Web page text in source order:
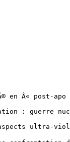
tortionnaires, La.epub
Ahern,Jerry-[Survivant, Le-1]Guerre totale.epub
Ahern,Jerry-[Survivant, Le-20]Massacre en eaux troubles.epub
Ahern,Jerry-[Survivant, Le-21]Carnage sous les Tropiques.epub
Ahern,Jerry-[Survivant, Le-23]Apocalypse Bay.epub
Ahern,Jerry-[Survivant, Le-25]Chiens du Diable, Les.epub
Ahern,Jerry-[Survivant, Le-26]Rebelles, Les.epub
Ahern,Jerry-[Survivant, Le-27]Hommes du Klan, Les.epub
Ahern,Jerry-[Survivant, Le-28]Reglement de compte a Fayetteville.epub
Ahern,Jerry-[Survivant, Le-2]cauchemar commence, Le.epub
Ahern,Jerry-[Survivant, Le-3]Escadron de fer, LÂ.epub
Ahern,Jerry-[Survivant, Le-4]cri de lÂepervier, Le.epub
Ahern,Jerry-[Survivant, Le-5]piege, Le.epub
Ahern,Jerry-[Survivant, Le-6]hommes-jaguars, Les.epub
Ahern,Jerry-[Survivant, Le-7]Prophete, Le.epub
Ahern,Jerry-[Survivant, Le-8]Kamikazes.epub
Ahern,Jerry-[Survivant, Le-9]Enfer cannibale.epub
Aine,Rosny-[-]Mort de la Terre, La.epub
Amsterdam,Steven-[-]Ces choses que nous